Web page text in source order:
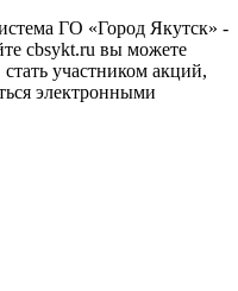
ГО «Город Якутск» -
cbsykt.ru вы можете
участником акций,
электронными